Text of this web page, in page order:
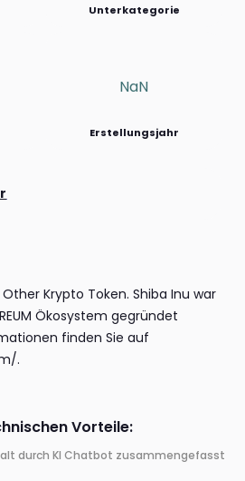
Unterkategorie
NaN
Erstellungsjahr
Krypto Token. Shiba Inu war
Ökosystem gegründet
finden Sie auf
.
Vorteile:
durch KI Chatbot zusammengefasst